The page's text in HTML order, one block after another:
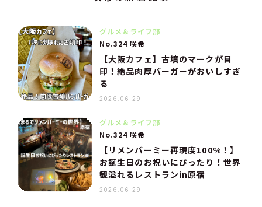
グルメ＆ライフ部
No.324 咲希
【大阪カフェ】古墳のマークが目
印！絶品肉厚バーガーがおいしすぎ
る
2026.06.29
グルメ＆ライフ部
No.324 咲希
【リメンバーミー再現度100%！】
お誕生日のお祝いにぴったり！世界
観溢れるレストランin原宿
2026.06.29